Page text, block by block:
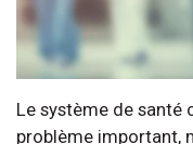
Le système de santé
problème important,